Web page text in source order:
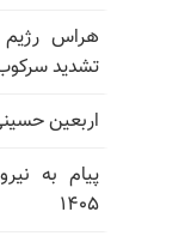
هراس رژیم
تشدید سرکوب
اربعین
۱۴۰۵